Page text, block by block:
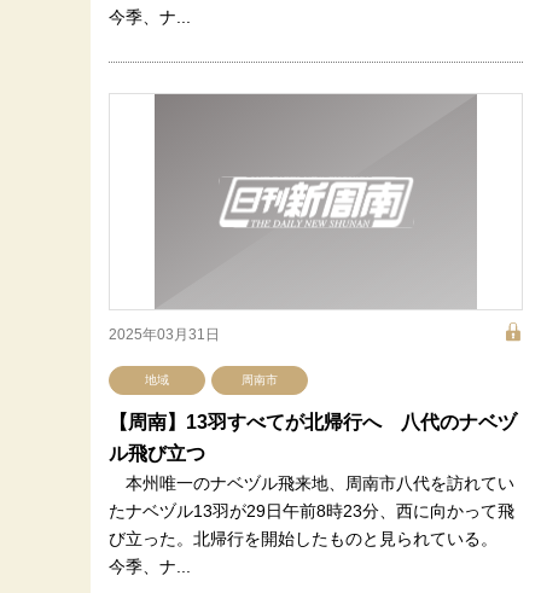
今季、ナ...
2025年03月31日
地域 周南市
【周南】13羽すべてが北帰行へ 八代のナベヅ
ル飛び立つ
本州唯一のナベヅル飛来地、周南市八代を訪れてい
たナベヅル13羽が29日午前8時23分、西に向かって飛
び立った。北帰行を開始したものと見られている。
今季、ナ...